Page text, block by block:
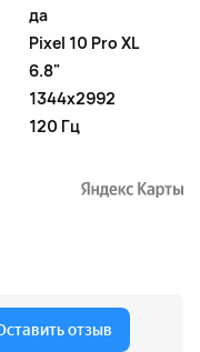
да
Pixel 10 Pro XL
6.8"
1344x2992
120 Гц